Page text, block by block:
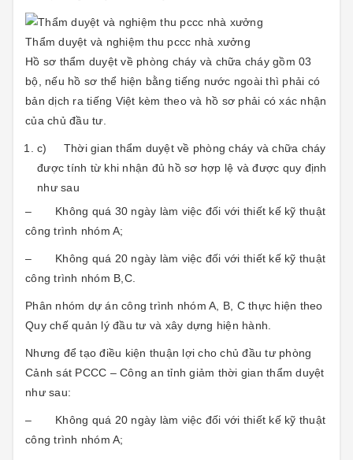
Thẩm duyệt và nghiệm thu pccc nhà xưởng
Hồ sơ thẩm duyệt về phòng cháy và chữa cháy gồm 03
bộ, nếu hồ sơ thể hiện bằng tiếng nước ngoài thì phải có
bản dịch ra tiếng Việt kèm theo và hồ sơ phải có xác nhận
của chủ đầu tư.
c) Thời gian thẩm duyệt về phòng cháy và chữa cháy
được tính từ khi nhận đủ hồ sơ hợp lệ và được quy định
như sau
– Không quá 30 ngày làm việc đối với thiết kế kỹ thuật
công trình nhóm A;
– Không quá 20 ngày làm việc đối với thiết kế kỹ thuật
công trình nhóm B,C.
Phân nhóm dự án công trình nhóm A, B, C thực hiện theo
Quy chế quản lý đầu tư và xây dựng hiện hành.
Nhưng để tạo điều kiện thuận lợi cho chủ đầu tư phòng
Cảnh sát PCCC – Công an tỉnh giảm thời gian thẩm duyệt
như sau:
– Không quá 20 ngày làm việc đối với thiết kế kỹ thuật
công trình nhóm A;